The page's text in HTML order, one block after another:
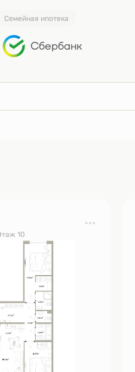
Семейная ипотека
Сбербанк
10